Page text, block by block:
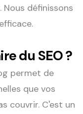
définissons
du SEO ?
permet de
que vos
couvrir. C'est un